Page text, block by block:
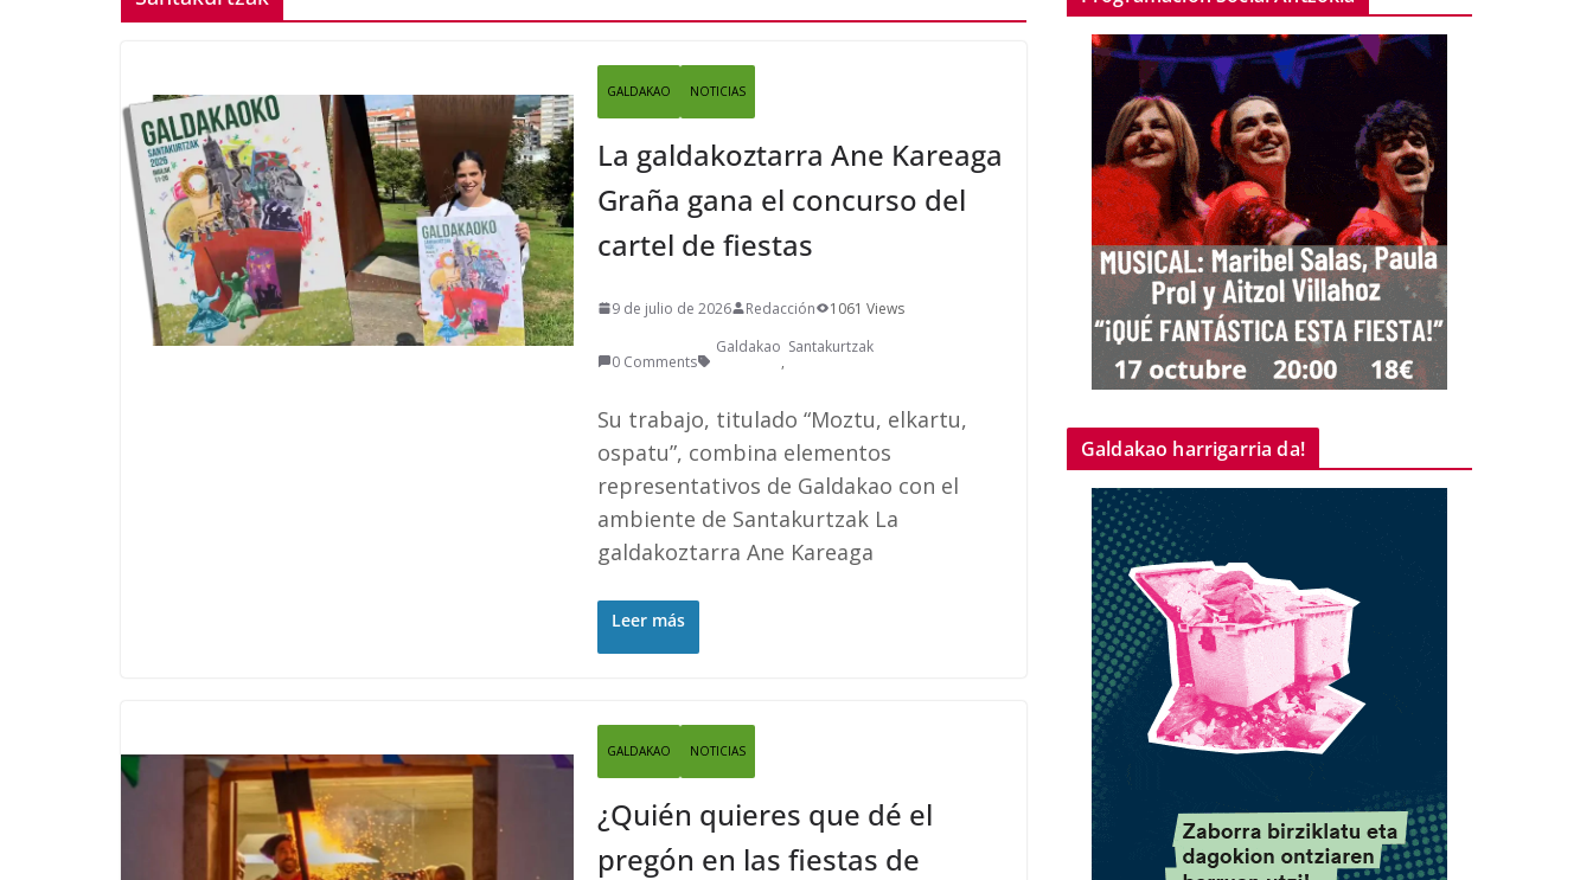
GALDAKAO NOTICIAS
La galdakoztarra Ane Kareaga
Graña gana el concurso del
cartel de fiestas
9 de julio de 2026 Redacción 1061 Views
0 Comments
Galdakao
,
Santakurtzak
Su trabajo, titulado “Moztu, elkartu,
ospatu”, combina elementos
representativos de Galdakao con el
ambiente de Santakurtzak La
galdakoztarra Ane Kareaga
Leer más
GALDAKAO NOTICIAS
¿Quién quieres que dé el
pregón en las fiestas de
Galdakao harrigarria da!